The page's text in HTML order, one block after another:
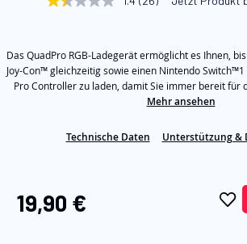
1.4
Durchschnittswert
der
Bewertung.
Link
Das QuadPro RGB-Ladegerät ermöglicht es Ihnen,
Joy-Con™ gleichzeitig sowie einen Nintendo
Pro Controller zu laden, damit Sie immer bereit für
Mehr ansehen
Technische Daten Unterstützung &
19,90 €